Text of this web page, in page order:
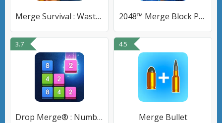
Merge Survival : Wasteland 2048™ Merge Block Puzzle
3.7
Drop Merge® : Number Puzzle
4.5
Merge Bullet